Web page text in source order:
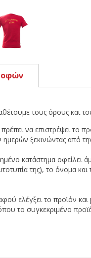
τους όρους και
να επιστρέψει το
ξεκινώντας από
κατάστημα οφείλει
της), το όνομα
ελέγξει το προϊόν
το συγκεκριμένο